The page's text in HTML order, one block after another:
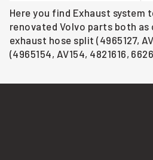
Here you find Exhaust system
renovated Volvo parts both
exhaust hose split (4965127,
(4965154, AV154, 4821616,